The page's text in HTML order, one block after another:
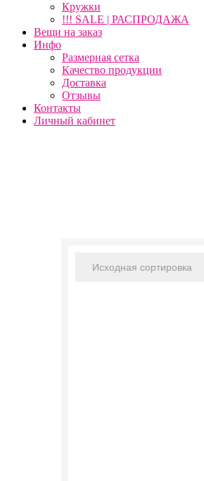
Кружки
!!! SALE | РАСПРОДАЖА
Вещи на заказ
Инфо
Размерная сетка
Качество продукции
Доставка
Отзывы
Контакты
Личный кабинет